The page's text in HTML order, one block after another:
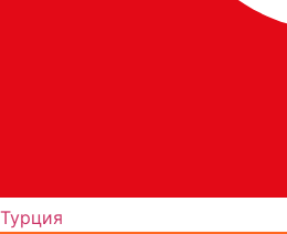
Турция